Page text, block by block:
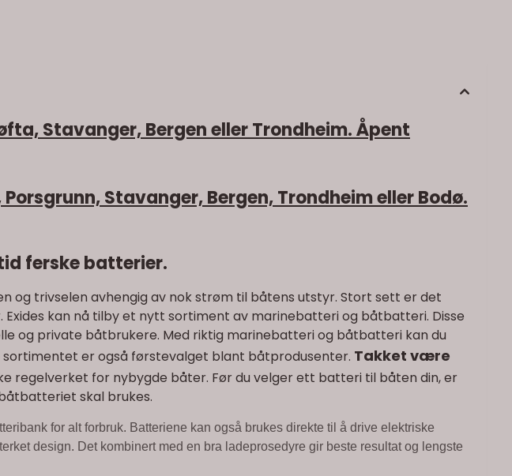
Stavanger, Bergen eller Trondheim. Åpent
Stavanger, Bergen, Trondheim eller Bodø.
ferske batterier.
og trivselen avhengig av nok strøm til båtens utstyr. Stort sett er det
kan nå tilby et nytt sortiment av marinebatteri og båtbatteri. Disse
og private båtbrukere. Med riktig marinebatteri og båtbatteri kan du
er også førstevalget blant båtprodusenter. Takket være
regelverket for nybygde båter. Før du velger ett batteri til båten din, er
skal brukes.
for alt forbruk. Batteriene kan også brukes direkte til å drive elektriske
design. Det kombinert med en bra ladeprosedyre gir beste resultat og lengste